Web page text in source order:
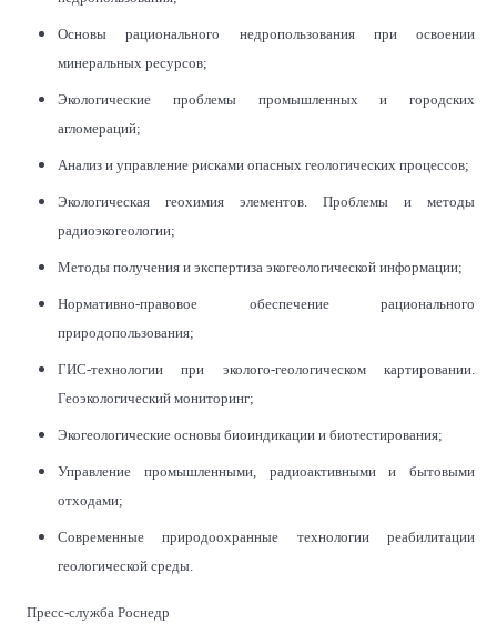
Основы рационального недропользования при освоении
минеральных ресурсов;
Экологические проблемы промышленных и городских
агломераций;
Анализ и управление рисками опасных геологических процессов;
Экологическая геохимия элементов. Проблемы и методы
радиоэкогеологии;
Методы получения и экспертиза экогеологической информации;
Нормативно-правовое обеспечение рационального
природопользования;
ГИС-технологии при эколого-геологическом картировании.
Геоэкологический мониторинг;
Экогеологические основы биоиндикации и биотестирования;
Управление промышленными, радиоактивными и бытовыми
отходами;
Современные природоохранные технологии реабилитации
геологической среды.
Пресс-служба Роснедр